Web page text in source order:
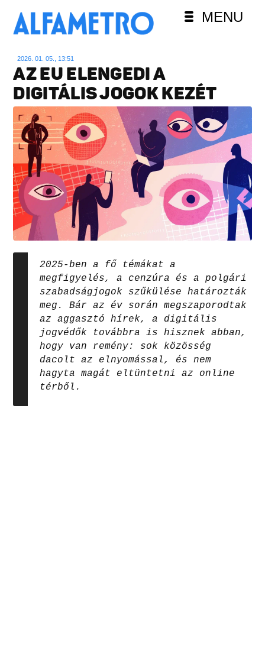
MENU
2026. 01. 05., 13:51
AZ EU ELENGEDI A
DIGITÁLIS JOGOK KEZÉT
2025-ben a fő témákat a
megfigyelés, a cenzúra és a polgári
szabadságjogok szűkülése határozták
meg. Bár az év során megszaporodtak
az aggasztó hírek, a digitális
jogvédők továbbra is hisznek abban,
hogy van remény: sok közösség
dacolt az elnyomással, és nem
hagyta magát eltüntetni az online
térből.